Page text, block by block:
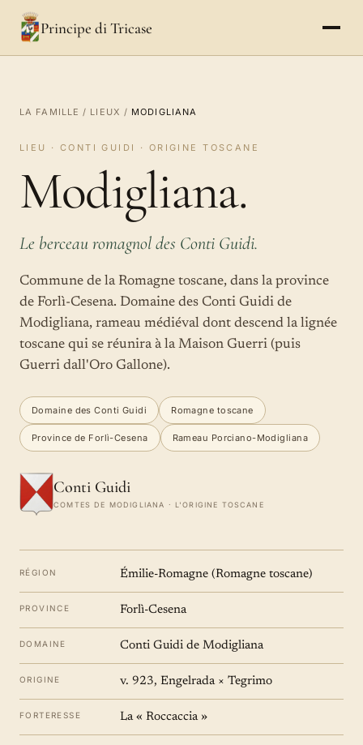
Principe di Tricase
LA FAMILLE / LIEUX / MODIGLIANA
LIEU · CONTI GUIDI · ORIGINE TOSCANE
Modigliana.
Le berceau romagnol des Conti Guidi.
Commune de la Romagne toscane, dans la province
de Forlì-Cesena. Domaine des Conti Guidi de
Modigliana, rameau médiéval dont descend la lignée
toscane qui se réunira à la Maison Guerri (puis
Guerri dall'Oro Gallone).
Domaine des Conti Guidi Romagne toscane
Province de Forlì-Cesena Rameau Porciano-Modigliana
Conti Guidi
COMTES DE MODIGLIANA · L'ORIGINE TOSCANE
RÉGION Émilie-Romagne (Romagne toscane)
PROVINCE Forlì-Cesena
DOMAINE Conti Guidi de Modigliana
ORIGINE v. 923, Engelrada × Tegrimo
FORTERESSE La « Roccaccia »